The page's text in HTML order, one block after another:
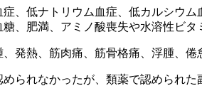
低ナトリウム血症、低カルシウ
、肥満、アミノ酸喪失や水溶性ビタ
発熱、筋肉痛、筋骨格痛、浮腫、倦
られなかったが、類薬で認められ